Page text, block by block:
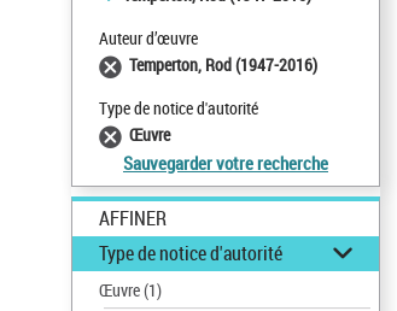
Auteur d’œuvre
Temperton, Rod (1947-2016)
Type de notice d'autorité
Œuvre
Sauvegarder votre recherche
AFFINER
Type de notice d'autorité
Œuvre(1)